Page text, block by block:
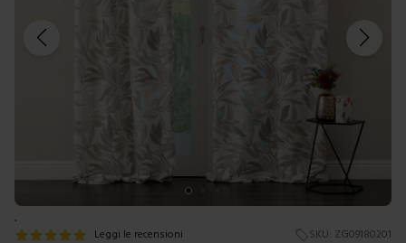
.
Leggi le recensioni SKU: ZG09180201